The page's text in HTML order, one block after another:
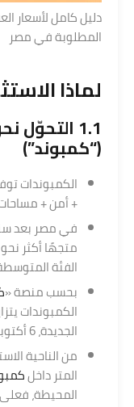
دليل كامل لأسعار
المطلوبة في مصر
لماذا
1.1
(“كمبوند”)
الكمبوندات
+ أمن +
في مصر بعد
متجهًا أكثر
الفئة
بحسب منصة «
الكمبوندات
الجديدة، 6 أكتوبر، الساحل، العاصمة)
من الناحية
المتر داخل
المحيطة، فعلى